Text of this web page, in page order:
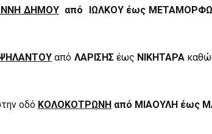
ΔΗΜΟΥ από ΙΩΛΚΟΥ έως
από ΛΑΡΙΣΗΣ έως ΝΙΚΗΤΑΡΑ
οδό ΚΟΛΟΚΟΤΡΩΝΗ από ΜΙΑΟΥΛΗ έως